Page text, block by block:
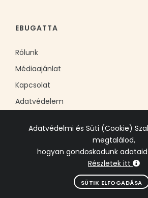
Adatvédelmi és Süti (Cookie)
megtalálod,
hogyan gondoskodunk
Részletek itt
SÜTIK ELFOGADÁSA
EBUGATTA
Rólunk
Médiaajánlat
Kapcsolat
Adatvédelem
© 2006-2025 EBADTA-EB Kft.